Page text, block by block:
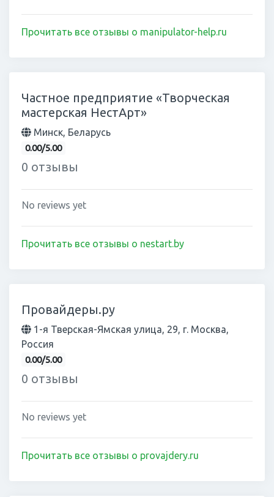
Прочитать все отзывы о manipulator-help.ru
Частное предприятие «Творческая
мастерская НестАрт»
Минск, Беларусь
0.00/5.00
0 отзывы
No reviews yet
Прочитать все отзывы о nestart.by
Провайдеры.ру
1-я Тверская-Ямская улица, 29, г. Москва,
Россия
0.00/5.00
0 отзывы
No reviews yet
Прочитать все отзывы о provajdery.ru